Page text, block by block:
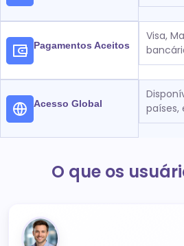
Pagamentos Aceitos
Visa,
Acesso Global
países,
O que os